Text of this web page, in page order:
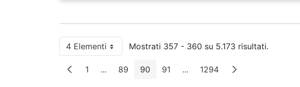
4 ElementiPer paginaMostrati 357 - 360 su 5.173 risultati.
Pagina
1 ...Pagine intermedie
Pagina
89 Pagina
90 Pagina
91 ...Pagine intermedie
Pagina
1294